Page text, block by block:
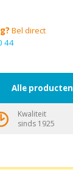
Bel direct
44
Alle producten
Kwaliteit
sinds 1925